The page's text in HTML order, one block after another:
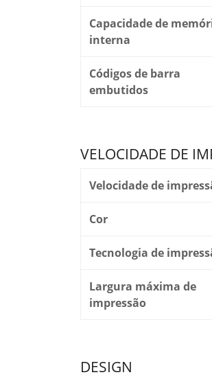
Capacidade de
interna
Códigos de barra
embutidos
VELOCIDADE DE
Velocidade de
Cor
Tecnologia de
Largura máxima de
impressão
DESIGN